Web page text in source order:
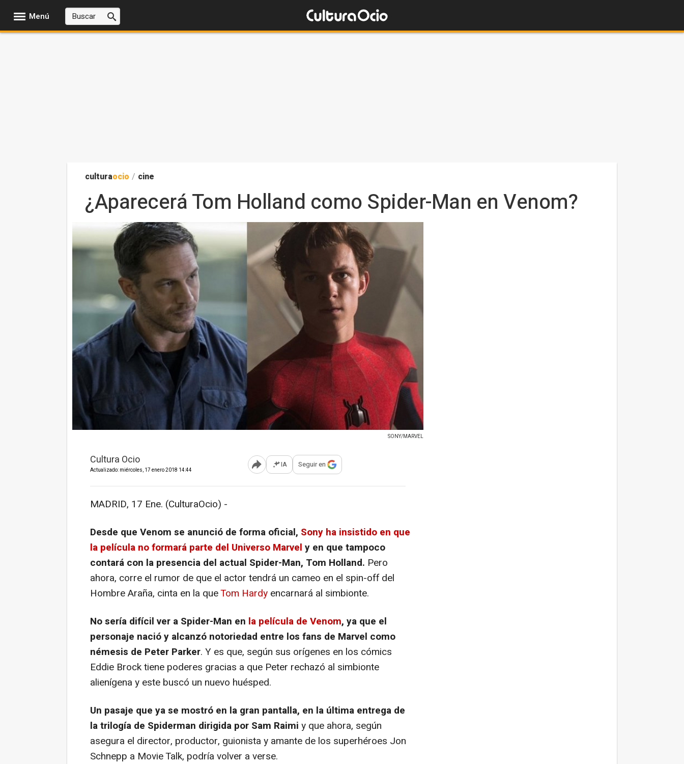
Menú
culturaocio / cine
¿Aparecerá Tom Holland como Spider-Man en Venom?
SONY/MARVEL
Cultura Ocio
Actualizado: miércoles, 17 enero 2018 14:44 Abrir opciones para compartir
IA Seguir en
MADRID, 17 Ene. (CulturaOcio) -
Desde que Venom se anunció de forma oficial, Sony ha insistido en que
la película no formará parte del Universo Marvel y en que tampoco
contará con la presencia del actual Spider-Man, Tom Holland. Pero
ahora, corre el rumor de que el actor tendrá un cameo en el spin-off del
Hombre Araña, cinta en la queTom Hardy encarnará al simbionte.
No sería difícil ver a Spider-Man en la película de Venom, ya que el
personaje nació y alcanzó notoriedad entre los fans de Marvel como
némesis de Peter Parker. Y es que, según sus orígenes en los cómics
Eddie Brock tiene poderes gracias a que Peter rechazó al simbionte
alienígena y este buscó un nuevo huésped.
Un pasaje que ya se mostró en la gran pantalla, en la última entrega de
la trilogía de Spiderman dirigida por Sam Raimi y que ahora, según
asegura el director, productor, guionista y amante de los superhéroes Jon
Schnepp a Movie Talk, podría volver a verse.